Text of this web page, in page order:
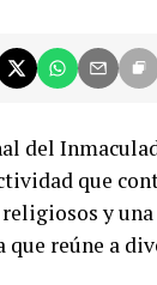
del
que
y
reúne a